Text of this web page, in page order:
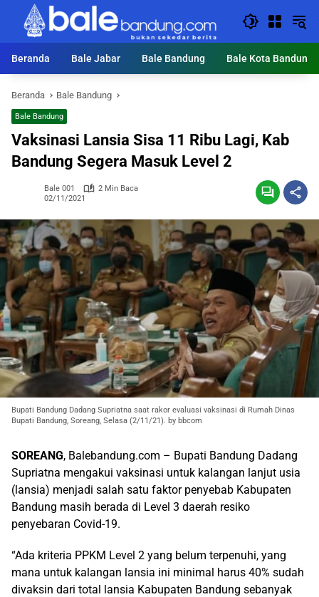
Langsung
konten
Beranda
Bale Jabar Bale Bandung Bale Kota Bandung
Beranda Bale Bandung
Bale Bandung
Vaksinasi Lansia Sisa 11 Ribu Lagi, Kab
Bandung Segera Masuk Level 2
Bale 001
2 Min Baca
02/11/2021
Bupati Bandung Dadang Supriatna saat rakor evaluasi vaksinasi di Rumah Dinas
Bupati Bandung, Soreang, Selasa (2/11/21). by bbcom
SOREANG, Balebandung.com – Bupati Bandung Dadang
Supriatna mengakui vaksinasi untuk kalangan lanjut usia
(lansia) menjadi salah satu faktor penyebab Kabupaten
Bandung masih berada di Level 3 daerah resiko
penyebaran Covid-19.
“Ada kriteria PPKM Level 2 yang belum terpenuhi, yang
mana untuk kalangan lansia ini minimal harus 40% sudah
divaksin dari total lansia Kabupaten Bandung sebanyak